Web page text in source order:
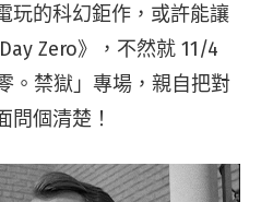
玩的科幻鉅作，或許能讓
Zero》，不然就 11/4
。禁獄」專場，親自把對
問個清楚！